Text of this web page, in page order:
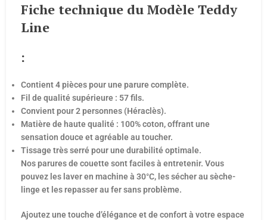
Fiche technique du Modèle Teddy
Line
:
Contient 4 pièces pour une parure complète.
Fil de qualité supérieure : 57 fils.
Convient pour 2 personnes (Héraclès).
Matière de haute qualité : 100% coton, offrant une
sensation douce et agréable au toucher.
Tissage très serré pour une durabilité optimale.
Nos parures de couette sont faciles à entretenir. Vous
pouvez les laver en machine à 30°C, les sécher au sèche-
linge et les repasser au fer sans problème.
Ajoutez une touche d’élégance et de confort à votre espace